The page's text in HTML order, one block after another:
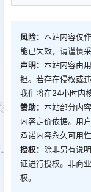
风险： 本站内容仅
能已失效，请谨慎采
声明： 本站内容由
担。若存在侵权或
我们将在24小时内
赞助： 本站部分内
内容定价依据。用
承诺内容永久可用
授权： 除非另有说
证进行授权。非商
权。